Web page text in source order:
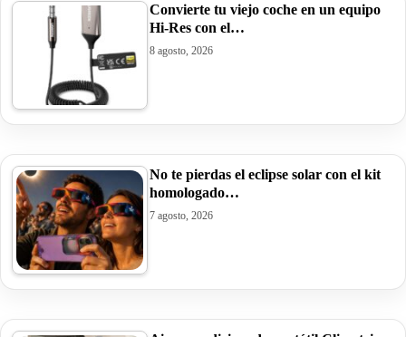
Convierte tu viejo coche en un equipo
Hi-Res con el…
8 agosto, 2026
No te pierdas el eclipse solar con el kit
homologado…
7 agosto, 2026